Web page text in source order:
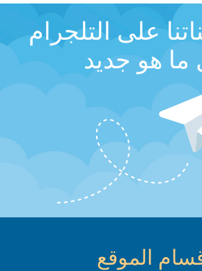
على التلجرام
هو جديد
الموقع